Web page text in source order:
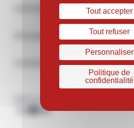
Tout accepter
Tout refuser
Personnaliser
Politique de
confidentialité
Documentations & médias
Youtube
Linkedin